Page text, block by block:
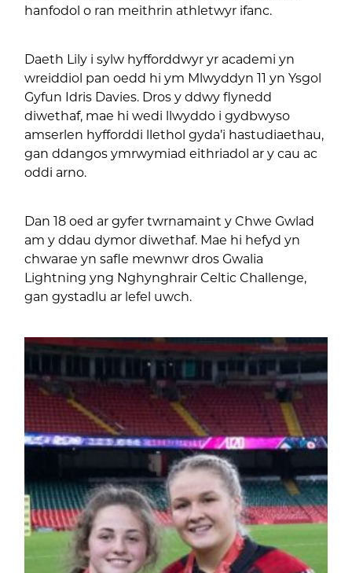
hanfodol o ran meithrin athletwyr ifanc.
Daeth Lily i sylw hyfforddwyr yr academi yn
wreiddiol pan oedd hi ym Mlwyddyn 11 yn Ysgol
Gyfun Idris Davies. Dros y ddwy flynedd
diwethaf, mae hi wedi llwyddo i gydbwyso
amserlen hyfforddi llethol gyda’i hastudiaethau,
gan ddangos ymrwymiad eithriadol ar y cau ac
oddi arno.
Dan 18 oed ar gyfer twrnamaint y Chwe Gwlad
am y ddau dymor diwethaf. Mae hi hefyd yn
chwarae yn safle mewnwr dros Gwalia
Lightning yng Nghynghrair Celtic Challenge,
gan gystadlu ar lefel uwch.